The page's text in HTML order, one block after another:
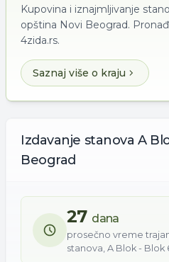
Kupovina i iznajmljivanje
opština Novi Beograd.
4zida.rs.
Saznaj više o kraju
Izdavanje stanova A
Beograd
27 dana
prosečno vreme
stanova, A Blok - Blok